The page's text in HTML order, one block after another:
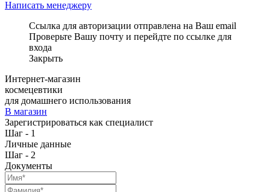
Написать менеджеру
Ссылка для авторизации отправлена на Ваш email
Проверьте Вашу почту и перейдте по ссылке для
входа
Закрыть
Интернет-магазин
космецевтики
для домашнего использования
В магазин
Зарегистрироваться как специалист
Шаг - 1
Личные данные
Шаг - 2
Документы